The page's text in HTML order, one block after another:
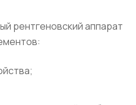
рентгеновский аппарат